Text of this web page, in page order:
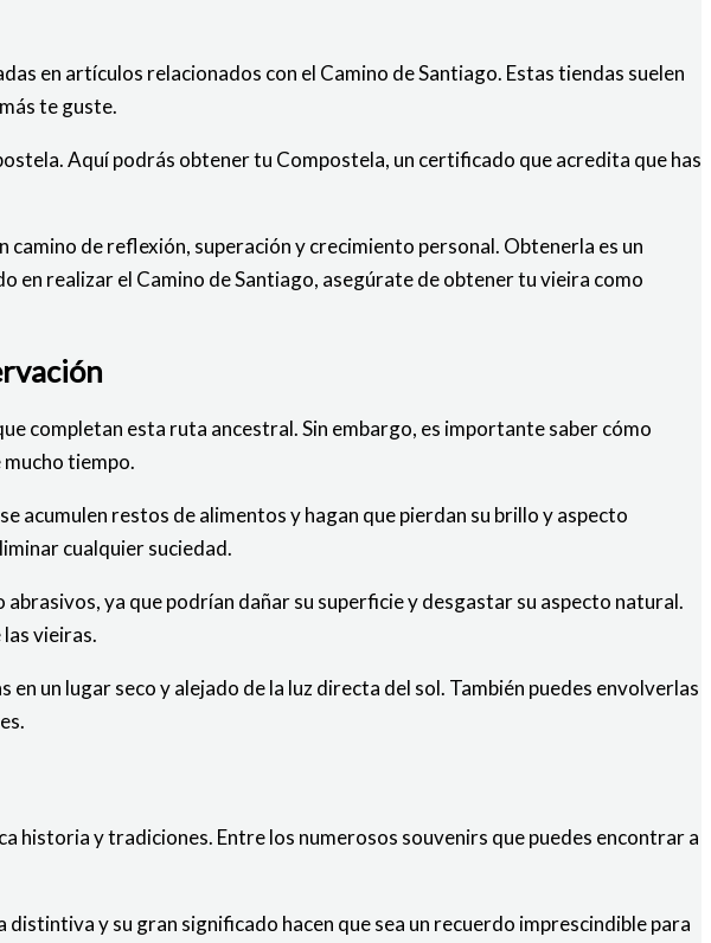
en artículos relacionados con el Camino de Santiago. Estas tiendas suelen
te guste.
Aquí podrás obtener tu Compostela, un certificado que acredita que has
de reflexión, superación y crecimiento personal. Obtenerla es un
realizar el Camino de Santiago, asegúrate de obtener tu vieira como
completan esta ruta ancestral. Sin embargo, es importante saber cómo
tiempo.
acumulen restos de alimentos y hagan que pierdan su brillo y aspecto
cualquier suciedad.
ya que podrían dañar su superficie y desgastar su aspecto natural.
vieiras.
un lugar seco y alejado de la luz directa del sol. También puedes envolverlas
historia y tradiciones. Entre los numerosos souvenirs que puedes encontrar a
y su gran significado hacen que sea un recuerdo imprescindible para